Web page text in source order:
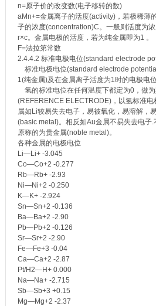
n=原子价的改变数(电子移转的数)
aMn+=金属离子的活度(activity)，若极稀薄
子的浓度(concentration)C。一般则活度为
r×c。金属电极的活度，若为纯金属即为1 。
F=法拉第常数
2.4.4.2 标准电极电位(standard electrode
标准电极电位(standard electrode
1(纯金属)及在金属离子活度为1时的电极电位
氢的标准电位在任何温度下都定为0，做
(REFERENCE ELECTRODE)，以氢标准
属如Li较易失去电子，易被氧化，易溶解，
(basic metal)。相反如Au金属不易失去电子
原称的为贵金属(noble metal)。
各种金属的电极电位
Li—Li+ -3.045
Co—Co+2 -0.277
Rb—Rb+ -2.93
Ni—Ni+2 -0.250
K—K+ -2.924
Sn—Sn+2 -0.136
Ba—Ba+2 -2.90
Pb—Pb+2 -0.126
Sr—Sr+2 -2.90
Fe—Fe+3 -0.04
Ca—Ca+2 -2.87
Pt/H2—H+ 0.000
Na—Na+ -2.715
Sb—Sb+3 +0.15
Mg—Mg+2 -2.37